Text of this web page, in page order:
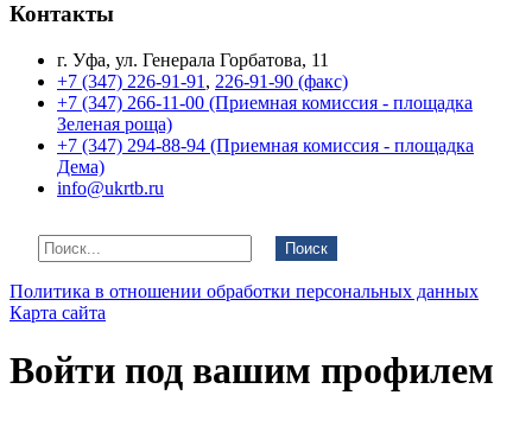
Контакты
г. Уфа, ул. Генерала Горбатова, 11
+7 (347) 226-91-91 , 226-91-90 (факс)
+7 (347) 266-11-00 (Приемная комиссия - площадка
Зеленая роща)
+7 (347) 294-88-94 (Приемная комиссия - площадка
Дема)
info@ukrtb.ru
Поиск
Политика в отношении обработки персональных данных
Карта сайта
Войти под вашим профилем